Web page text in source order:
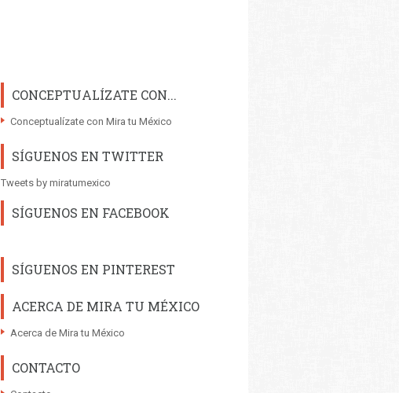
CONCEPTUALÍZATE CON...
Conceptualízate con Mira tu México
SÍGUENOS EN TWITTER
Tweets by miratumexico
SÍGUENOS EN FACEBOOK
SÍGUENOS EN PINTEREST
ACERCA DE MIRA TU MÉXICO
Acerca de Mira tu México
CONTACTO